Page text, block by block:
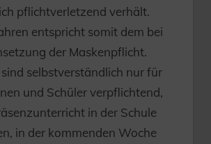
pflichtverletzend verhält.
entspricht somit dem bei
der Maskenpflicht.
sind selbstverständlich nur für
und Schüler verpflichtend,
in der Schule
in der kommenden Woche